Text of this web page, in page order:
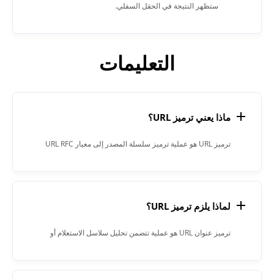
ستظهر النتيجة في الحقل السفلي.
التعليمات
ماذا يعني ترميز URL؟
ترميز URL هو عملية ترميز سلسلة المصدر إلى معيار URL RFC
لماذا يلزم ترميز URL؟
ترميز عنوان URL هو عملية تتضمن تحليل سلاسل الاستعلام أو